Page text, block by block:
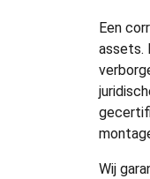
Een
assets.
Wij